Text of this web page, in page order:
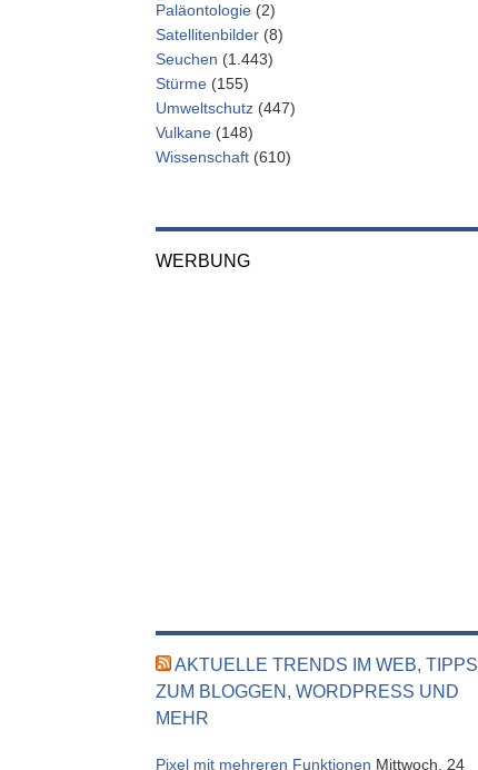
Paläontologie (2)
Satellitenbilder (8)
Seuchen (1.443)
Stürme (155)
Umweltschutz (447)
Vulkane (148)
Wissenschaft (610)
WERBUNG
AKTUELLE TRENDS IM WEB, TIPPS
ZUM BLOGGEN, WORDPRESS UND
MEHR
Pixel mit mehreren Funktionen Mittwoch, 24